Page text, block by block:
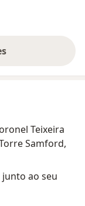
Teixeira
Samford,
ao seu